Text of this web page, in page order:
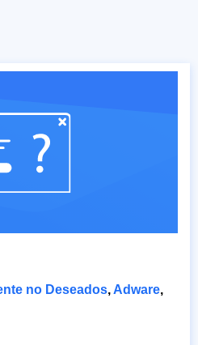
no Deseados, Adware,